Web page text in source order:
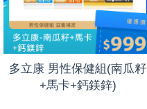
多立康 男性保健組(南瓜籽
+馬卡+鈣鎂鋅)